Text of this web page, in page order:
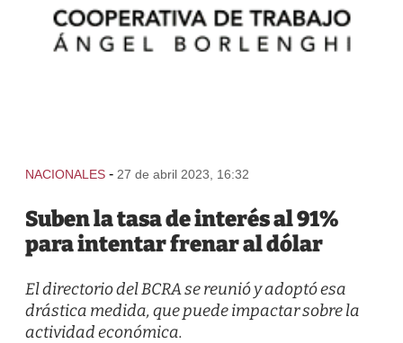
NACIONALES - 27 de abril 2023, 16:32
Suben la tasa de interés al 91%
para intentar frenar al dólar
El directorio del BCRA se reunió y adoptó esa
drástica medida, que puede impactar sobre la
actividad económica.